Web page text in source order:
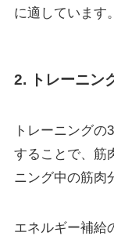
に適しています。
2. トレーニン
トレーニングの
することで、筋
ニング中の筋肉
エネルギー補給